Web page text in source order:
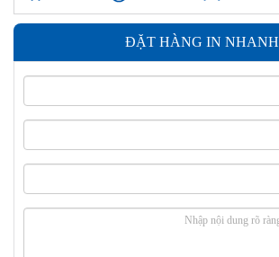
thanh toán giao hàng
ĐẶT HÀNG IN NHANH